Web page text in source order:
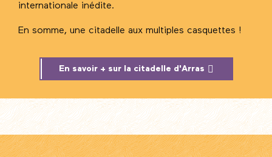
internationale inédite.
En somme, une citadelle aux multiples casquettes !
En savoir + sur la citadelle d'Arras